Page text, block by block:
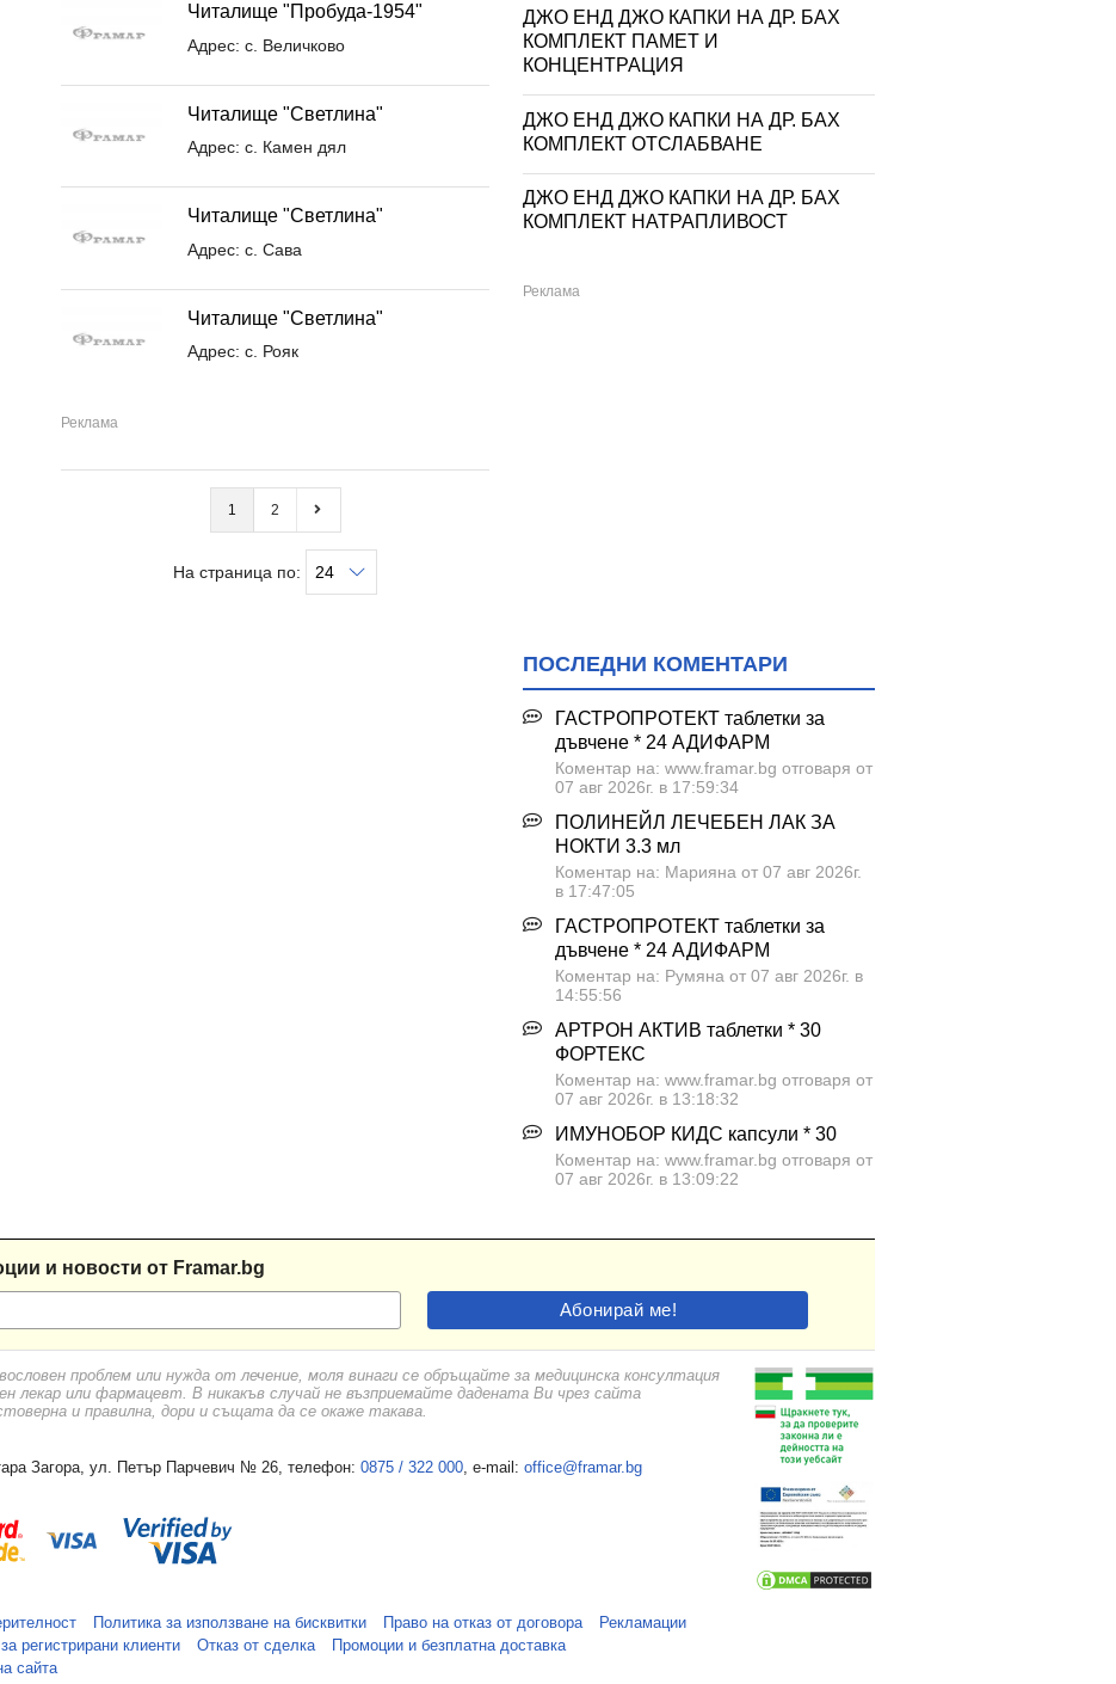
Читалище "Пробуда-1954"
Адрес: с. Величково
Читалище "Светлина"
Адрес: с. Камен дял
Читалище "Светлина"
Адрес: с. Сава
Читалище "Светлина"
Адрес: с. Рояк
1 2
На страница по:
ДЖО ЕНД ДЖО КАПКИ НА ДР. БАХ
КОМПЛЕКТ ПАМЕТ И
КОНЦЕНТРАЦИЯ
ДЖО ЕНД ДЖО КАПКИ НА ДР. БАХ
КОМПЛЕКТ ОТСЛАБВАНЕ
ДЖО ЕНД ДЖО КАПКИ НА ДР. БАХ
КОМПЛЕКТ НАТРАПЛИВОСТ
ПОСЛЕДНИ КОМЕНТАРИ
ГАСТРОПРОТЕКТ таблетки за
дъвчене * 24 АДИФАРМ
Коментар на: www.framar.bg отговаря от
07 авг 2026г. в 17:59:34
ПОЛИНЕЙЛ ЛЕЧЕБЕН ЛАК ЗА
НОКТИ 3.3 мл
Коментар на: Марияна от 07 авг 2026г.
в 17:47:05
ГАСТРОПРОТЕКТ таблетки за
дъвчене * 24 АДИФАРМ
Коментар на: Румяна от 07 авг 2026г. в
14:55:56
АРТРОН АКТИВ таблетки * 30
ФОРТЕКС
Коментар на: www.framar.bg отговаря от
07 авг 2026г. в 13:18:32
ИМУНОБОР КИДС капсули * 30
Коментар на: www.framar.bg отговаря от
07 авг 2026г. в 13:09:22
и новости от Framar.bg
проблем или нужда от лечение, моля винаги се обръщайте за медицинска консултация
лекар или фармацевт. В никакъв случай не възприемайте дадената Ви чрез сайта
и правилна, дори и същата да се окаже такава.
Загора, ул. Петър Парчевич № 26, телефон: 0875 / 322 000 , e-mail: office@framar.bg
Политика за използване на бисквитки Право на отказ от договора
Рекламации
регистрирани клиенти Отказ от сделка
Промоции и безплатна доставка
сайта